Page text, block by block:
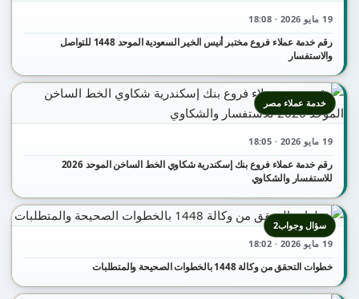
19 مايو 2026 · 18:08
رقم خدمة عملاء فروع مختبر أنيس الخير السعودية الموحد 1448 للتواصل
والاستفسار
19 مايو 2026 · 18:05
رقم خدمة عملاء فروع بنك إسكندرية شكاوي الخط الساخن الموحد 2026
للاستفسار والشكاوي
خدمة عملاء مصر
19 مايو 2026 · 18:02
خطوات التحقق من وكالة 1448 بالخطوات الصحيحة والمتطلبات
سؤال وجواب2